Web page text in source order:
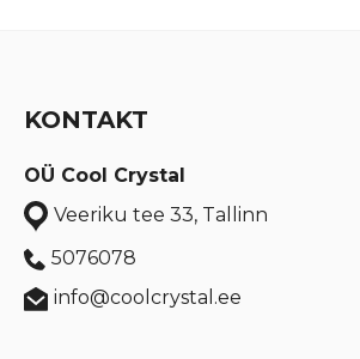
KONTAKT
OÜ Cool Crystal
Veeriku tee 33, Tallinn
5076078
info@coolcrystal.ee